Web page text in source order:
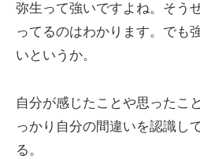
弥生って強いですよね。そう
ってるのはわかります。でも
いというか。
自分が感じたことや思ったこ
っかり自分の間違いを認識し
る。